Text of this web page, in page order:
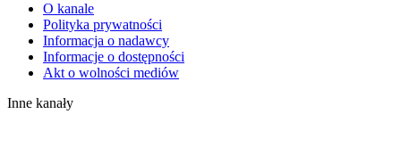
O kanale
Polityka prywatności
Informacja o nadawcy
Informacje o dostępności
Akt o wolności mediów
Inne kanały